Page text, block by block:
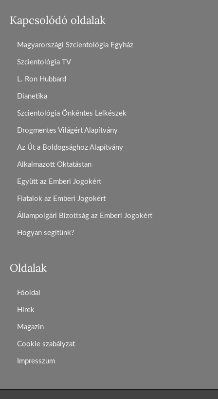
Kapcsolódó oldalak
Magyarországi Szcientológia Egyház
Szcientológia TV
L. Ron Hubbard
Dianetika
Szcientológia Önkéntes Lelkészek
Drogmentes Világért Alapítvány
Az Út a Boldogsághoz Alapítvány
Alkalmazott Oktatástan
Együtt az Emberi Jogokért
Fiatalok az Emberi Jogokért
Állampolgári Bizottság az Emberi Jogokért
Hogyan segítünk?
Oldalak
Főoldal
Hírek
Magazin
Cookie szabályzat
Impresszum